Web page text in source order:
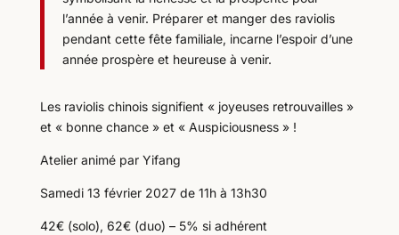
l’année à venir. Préparer et manger des raviolis
pendant cette fête familiale, incarne l’espoir d’une
année prospère et heureuse à venir.
Les raviolis chinois signifient « joyeuses retrouvailles »
et « bonne chance » et « Auspiciousness » !
Atelier animé par Yifang
Samedi 13 février 2027 de 11h à 13h30
42€ (solo), 62€ (duo) – 5% si adhérent